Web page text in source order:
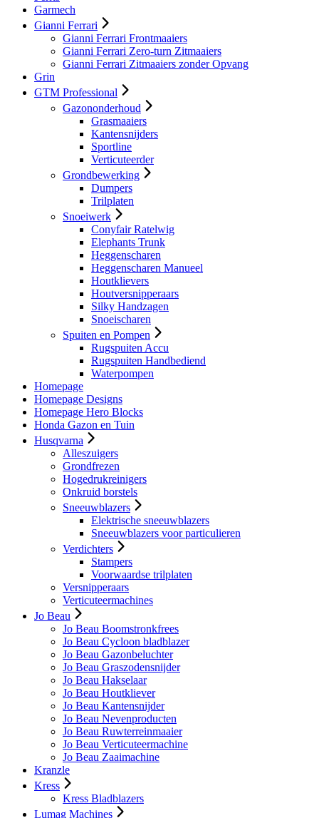
Garmech
Gianni Ferrari
Gianni Ferrari Frontmaaiers
Gianni Ferrari Zero-turn Zitmaaiers
Gianni Ferrari Zitmaaiers zonder Opvang
Grin
GTM Professional
Gazononderhoud
Grasmaaiers
Kantensnijders
Sportline
Verticuteerder
Grondbewerking
Dumpers
Trilplaten
Snoeiwerk
Conyfair Ratelwig
Elephants Trunk
Heggenscharen
Heggenscharen Manueel
Houtklievers
Houtversnipperaars
Silky Handzagen
Snoeischaren
Spuiten en Pompen
Rugspuiten Accu
Rugspuiten Handbediend
Waterpompen
Homepage
Homepage Designs
Homepage Hero Blocks
Honda Gazon en Tuin
Husqvarna
Alleszuigers
Grondfrezen
Hogedrukreinigers
Onkruid borstels
Sneeuwblazers
Elektrische sneeuwblazers
Sneeuwblazers voor particulieren
Verdichters
Stampers
Voorwaardse trilplaten
Versnipperaars
Verticuteermachines
Jo Beau
Jo Beau Boomstronkfrees
Jo Beau Cycloon bladblazer
Jo Beau Gazonbeluchter
Jo Beau Graszodensnijder
Jo Beau Hakselaar
Jo Beau Houtkliever
Jo Beau Kantensnijder
Jo Beau Nevenproducten
Jo Beau Ruwterreinmaaier
Jo Beau Verticuteermachine
Jo Beau Zaaimachine
Kranzle
Kress
Kress Bladblazers
Lumag Machines